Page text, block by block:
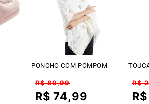
PONCHO COM POMPOM
Preço
normal
R$ 89,99
Preço
R$ 74,99
R$